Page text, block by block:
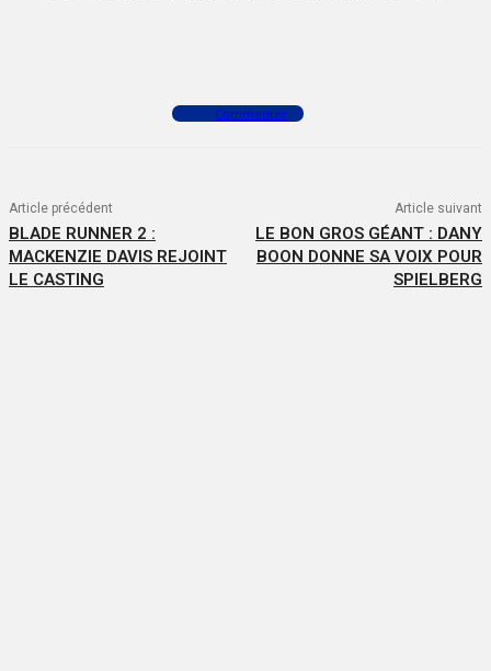
Commenter
Article précédent
BLADE RUNNER 2 :
MACKENZIE DAVIS REJOINT
LE CASTING
Article suivant
LE BON GROS GÉANT : DANY
BOON DONNE SA VOIX POUR
SPIELBERG